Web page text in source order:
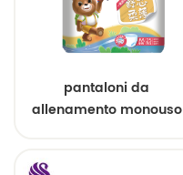
pantaloni da
allenamento monouso